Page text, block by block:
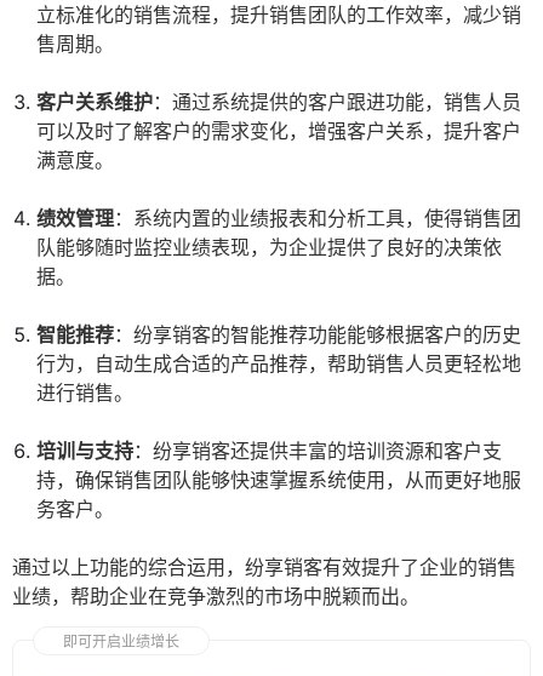
立标准化的销售流程，提升销售团队的工作效率，减少销
售周期。
客户关系维护：通过系统提供的客户跟进功能，销售人员
可以及时了解客户的需求变化，增强客户关系，提升客户
满意度。
绩效管理：系统内置的业绩报表和分析工具，使得销售团
队能够随时监控业绩表现，为企业提供了良好的决策依
据。
智能推荐：纷享销客的智能推荐功能能够根据客户的历史
行为，自动生成合适的产品推荐，帮助销售人员更轻松地
进行销售。
培训与支持：纷享销客还提供丰富的培训资源和客户支
持，确保销售团队能够快速掌握系统使用，从而更好地服
务客户。
通过以上功能的综合运用，纷享销客有效提升了企业的销售
业绩，帮助企业在竞争激烈的市场中脱颖而出。
即可开启业绩增长